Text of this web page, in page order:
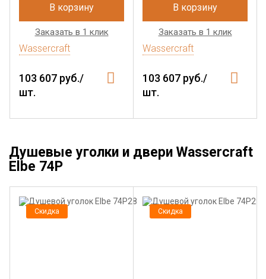
В корзину
Заказать в 1 клик
Wassercraft
103 607 руб./
шт.
В корзину
Заказать в 1 клик
Wassercraft
103 607 руб./
шт.
Душевые уголки и двери Wassercraft
Elbe 74P
Скидка Скидка